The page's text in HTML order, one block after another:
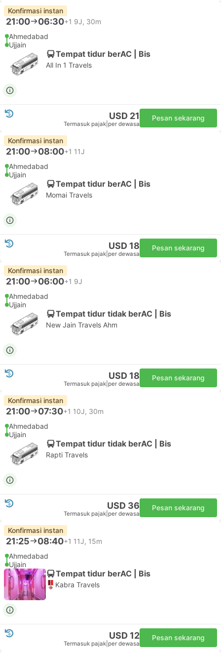
Konfirmasi instan
21:00 06:30+1 9J, 30m
Ahmedabad
Ujjain
Tempat tidur berAC | Bis
All In 1 Travels
USD 21
Termasuk pajak per dewasa
Pesan sekarang
Konfirmasi instan
21:00 08:00+1 11J
Ahmedabad
Ujjain
Tempat tidur berAC | Bis
Momai Travels
USD 18
Termasuk pajak per dewasa
Pesan sekarang
Konfirmasi instan
21:00 06:00+1 9J
Ahmedabad
Ujjain
Tempat tidur tidak berAC | Bis
New Jain Travels Ahm
USD 18
Termasuk pajak per dewasa
Pesan sekarang
Konfirmasi instan
21:00 07:30+1 10J, 30m
Ahmedabad
Ujjain
Tempat tidur tidak berAC | Bis
Rapti Travels
USD 36
Termasuk pajak per dewasa
Pesan sekarang
Konfirmasi instan
21:25 08:40+1 11J, 15m
Ahmedabad
Ujjain
Tempat tidur berAC | Bis
Kabra Travels
USD 12
Termasuk pajak per dewasa
Pesan sekarang